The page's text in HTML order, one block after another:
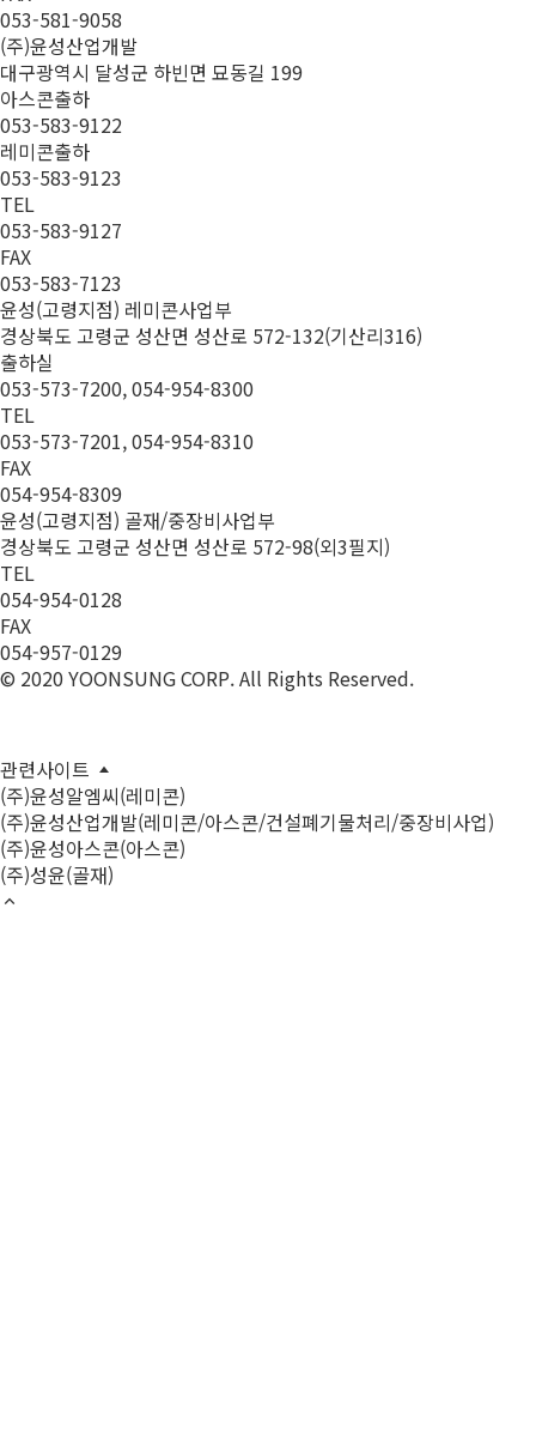
053-581-9058
(주)윤성산업개발
대구광역시 달성군 하빈면 묘동길 199
아스콘출하
053-583-9122
레미콘출하
053-583-9123
TEL
053-583-9127
FAX
053-583-7123
윤성(고령지점) 레미콘사업부
경상북도 고령군 성산면 성산로 572-132(기산리316)
출하실
053-573-7200, 054-954-8300
TEL
053-573-7201, 054-954-8310
FAX
054-954-8309
윤성(고령지점) 골재/중장비사업부
경상북도 고령군 성산면 성산로 572-98(외3필지)
TEL
054-954-0128
FAX
054-957-0129
© 2020 YOONSUNG CORP. All Rights Reserved.
관련사이트
(주)윤성알엠씨(레미콘)
(주)윤성산업개발(레미콘/아스콘/건설폐기물처리/중장비사업)
(주)윤성아스콘(아스콘)
(주)성윤(골재)